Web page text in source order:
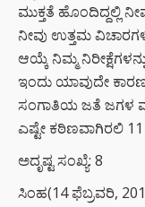
ಮುಕ್ತತೆ ಹೊಂದಿದ್ದಲ್ಲಿ
ನೀವು ಉತ್ತಮ
ಆಯ್ಕೆ ನಿಮ್ಮ
ಇಂದು ಯಾವುದೇ
ಸಂಗಾತಿಯ ಜತೆ ಜಗಳ
ಎಷ್ಟೇ ಕಠಿಣವಾಗಿರಲಿ 11
ಅದೃಷ್ಟ ಸಂಖ್ಯೆ: 8
ಸಿಂಹ(14 ಫೆಬ್ರವರಿ,